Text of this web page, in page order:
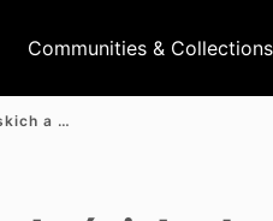
Communities & Collections
Polityka władz chińskich a kościoły chrześcijańskie 1949–2023